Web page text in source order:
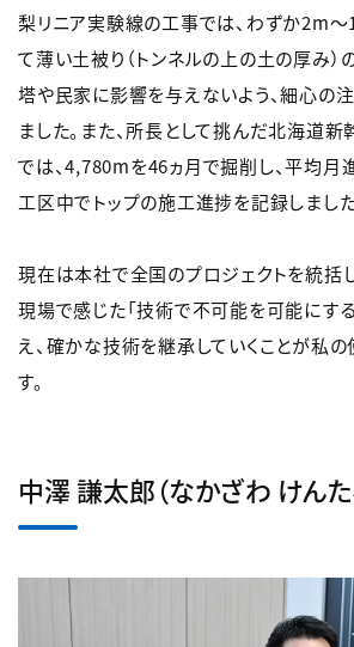
梨リニア実験線の工事では、わずか2m
て薄い土被り（トンネルの上の土の厚み）
塔や民家に影響を与えないよう、細心の
ました。また、所長として挑んだ北海道
では、4,780mを46ヵ月で掘削し、平均月
工区中でトップの施工進捗を記録しました
現在は本社で全国のプロジェクトを統括
現場で感じた「技術で不可能を可能にす
え、確かな技術を継承していくことが私
す。
中澤 謙太郎（なかざわ けんた